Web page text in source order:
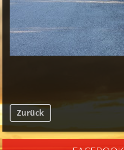
Zurück